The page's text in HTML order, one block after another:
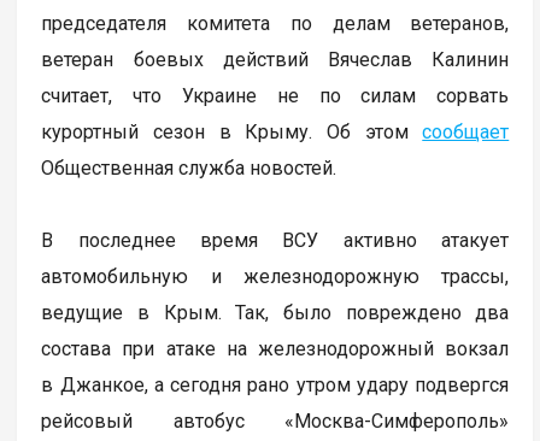
председателя комитета по делам ветеранов,
ветеран боевых действий Вячеслав Калинин
считает, что Украине не по силам сорвать
курортный сезон в Крыму. Об этомсообщает
Общественная служба новостей.
В последнее время ВСУ активно атакует
автомобильную и железнодорожную трассы,
ведущие в Крым. Так, было повреждено два
состава при атаке на железнодорожный вокзал
в Джанкое, а сегодня рано утром удару подвергся
рейсовый автобус «Москва-Симферополь»